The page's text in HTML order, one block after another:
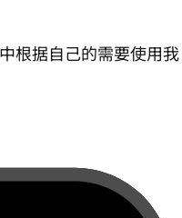
根据自己的需要使用我